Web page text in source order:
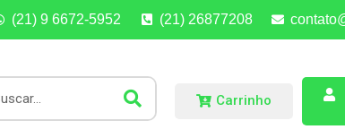
(21) 9 6672-5952 (21) 26877208
Carrinho